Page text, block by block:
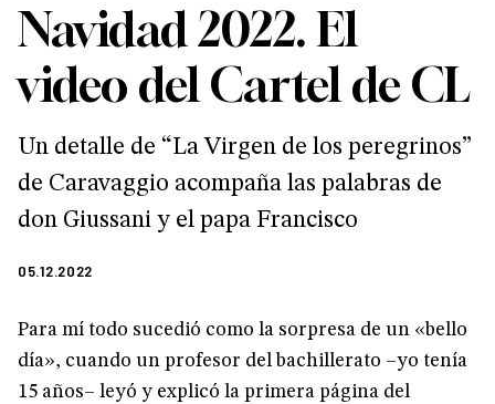
Navidad 2022. El
video del Cartel de CL
Un detalle de “La Virgen de los peregrinos”
de Caravaggio acompaña las palabras de
don Giussani y el papa Francisco
05.12.2022
Para mí todo sucedió como la sorpresa de un «bello
día», cuando un profesor del bachillerato –yo tenía
15 años– leyó y explicó la primera página del